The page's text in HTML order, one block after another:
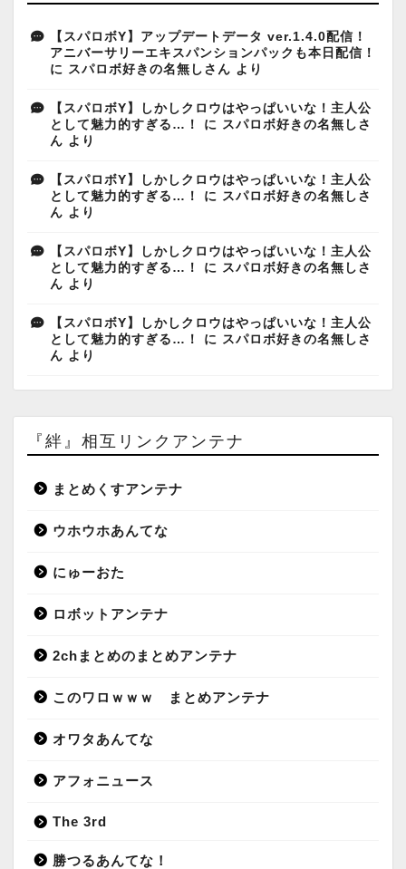
【スパロボY】アップデートデータ ver.1.4.0配信！
アニバーサリーエキスパンションパックも本日配信！
に スパロボ好きの名無しさん より
【スパロボY】しかしクロウはやっぱいいな！主人公
として魅力的すぎる…！
に スパロボ好きの名無しさ
ん より
【スパロボY】しかしクロウはやっぱいいな！主人公
として魅力的すぎる…！
に スパロボ好きの名無しさ
ん より
【スパロボY】しかしクロウはやっぱいいな！主人公
として魅力的すぎる…！
に スパロボ好きの名無しさ
ん より
【スパロボY】しかしクロウはやっぱいいな！主人公
として魅力的すぎる…！
に スパロボ好きの名無しさ
ん より
『絆』相互リンクアンテナ
まとめくすアンテナ
ウホウホあんてな
にゅーおた
ロボットアンテナ
2chまとめのまとめアンテナ
このワロｗｗｗ まとめアンテナ
オワタあんてな
アフォニュース
The 3rd
勝つるあんてな！